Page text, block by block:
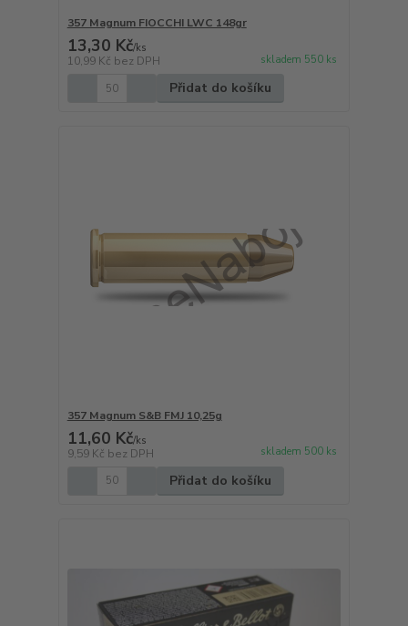
357 Magnum FIOCCHI LWC 148gr
13,30 Kč/ks
10,99 Kč bez DPH skladem 550 ks
Přidat do košíku
357 Magnum S&B FMJ 10,25g
11,60 Kč/ks
9,59 Kč bez DPH skladem 500 ks
Přidat do košíku